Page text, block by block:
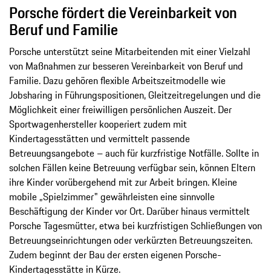
Porsche fördert die Vereinbarkeit von
Beruf und Familie
Porsche unterstützt seine Mitarbeitenden mit einer Vielzahl
von Maßnahmen zur besseren Vereinbarkeit von Beruf und
Familie. Dazu gehören flexible Arbeitszeitmodelle wie
Jobsharing in Führungspositionen, Gleitzeitregelungen und die
Möglichkeit einer freiwilligen persönlichen Auszeit. Der
Sportwagenhersteller kooperiert zudem mit
Kindertagesstätten und vermittelt passende
Betreuungsangebote – auch für kurzfristige Notfälle. Sollte in
solchen Fällen keine Betreuung verfügbar sein, können Eltern
ihre Kinder vorübergehend mit zur Arbeit bringen. Kleine
mobile „Spielzimmer" gewährleisten eine sinnvolle
Beschäftigung der Kinder vor Ort. Darüber hinaus vermittelt
Porsche Tagesmütter, etwa bei kurzfristigen Schließungen von
Betreuungseinrichtungen oder verkürzten Betreuungszeiten.
Zudem beginnt der Bau der ersten eigenen Porsche-
Kindertagesstätte in Kürze.